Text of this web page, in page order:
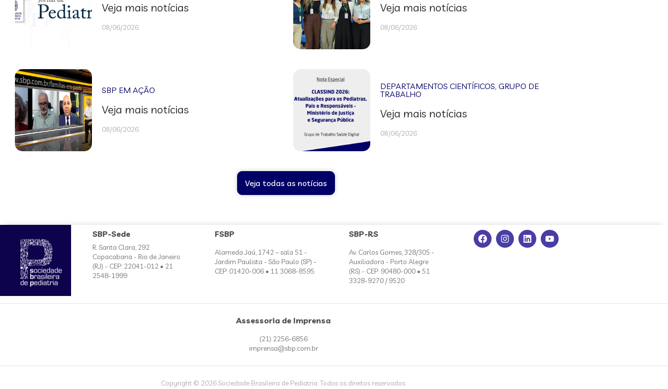
Veja mais notícias
08/06/2026
Veja mais notícias
08/06/2026
SBP EM AÇÃO
Veja mais notícias
08/06/2026
DEPARTAMENTOS CIENTÍFICOS,GRUPO DE
TRABALHO
Veja mais notícias
08/06/2026
Veja todas as notícias
SBP-Sede
R. Santa Clara, 292
Copacabana - Rio de Janeiro
(RJ) - CEP: 22041-012 • 21
2548-1999
FSBP
Alameda Jaú, 1742 – sala 51 -
Jardim Paulista - São Paulo (SP) -
CEP: 01420-006 • 11 3068-8595
SBP-RS
Av. Carlos Gomes, 328/305 -
Auxiliadora - Porto Alegre
(RS) - CEP: 90480-000 • 51
3328-9270 / 9520
Assessoria de Imprensa
(21) 2256-6856
imprensa@sbp.com.br
Copyright © 2026 Sociedade Brasileira de Pediatria. Todos os direitos reservados.